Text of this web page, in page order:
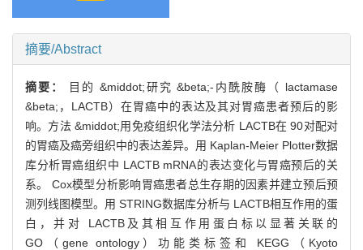
摘要/Abstract
摘要：
目的 &middot;研究 &beta;-内酰胺酶（ lactamase
&beta;，LACTB）在胃癌中的表达及其对胃癌患者预后的影
响。方法 &middot;用免疫组织化学法分析 LACTB在 90对配对
的胃癌及癌旁组织中的表达差异。用 Kaplan-Meier Plotter数据
库分析胃癌组织中 LACTB mRNA的表达变化与胃癌预后的关
系。 Cox模型分析影响胃癌患者总生存期的因素并建立预后预
测列线图模型。用 STRING数据库分析与 LACTB相互作用的蛋
白，并对 LACTB及其相互作用蛋白标以显著关联的
GO（gene ontology）功能类标签和 KEGG（Kyoto